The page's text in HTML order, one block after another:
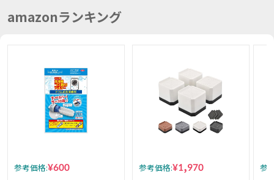
amazonランキング
参考価格:¥600 参考価格:¥1,970 参